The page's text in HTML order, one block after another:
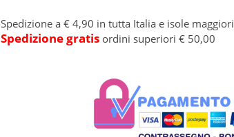
Spedizione a € 4,90 in tutta Italia e isole maggiori
Spedizione gratis ordini superiori € 50,00